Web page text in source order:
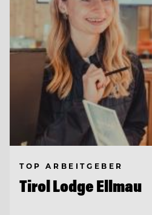
TOP ARBEITGEBER
Tirol Lodge Ellmau